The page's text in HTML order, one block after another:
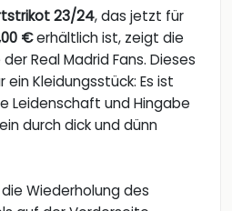
23/24, das jetzt für
€erhältlich ist, zeigt die
Real Madrid Fans. Dieses
Kleidungsstück: Es ist
Leidenschaft und Hingabe
durch dick und dünn
Wiederholung des